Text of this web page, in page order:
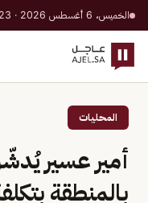
الخميس، 6 أغسطس 2026 · 23 صفر 1448 هـ
المحليات